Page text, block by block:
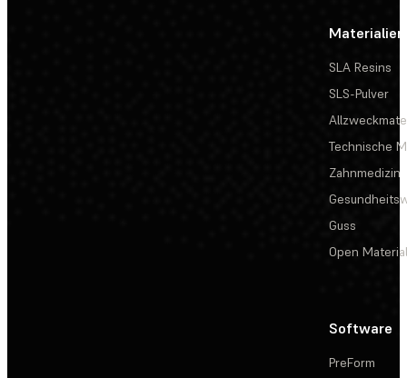
Materialien
SLA Resins
SLS-Pulver
Technische
Zahnmedizin
Guss
Open
Software
PreForm